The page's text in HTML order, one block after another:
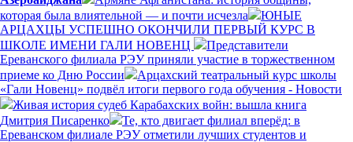
которая была влиятельной — и почти исчезла
ЮНЫЕ
АРЦАХЦЫ УСПЕШНО ОКОНЧИЛИ ПЕРВЫЙ КУРС В
ШКОЛЕ ИМЕНИ ГАЛИ НОВЕНЦ
Представители
Ереванского филиала РЭУ приняли участие в торжественном
приеме ко Дню России
Арцахский театральный курс школы
«Гали Новенц» подвёл итоги первого года обучения - Новости
Живая история судеб Карабахских войн: вышла книга
Дмитрия Писаренко
Те, кто двигает филиал вперёд: в
Ереванском филиале РЭУ отметили лучших студентов и